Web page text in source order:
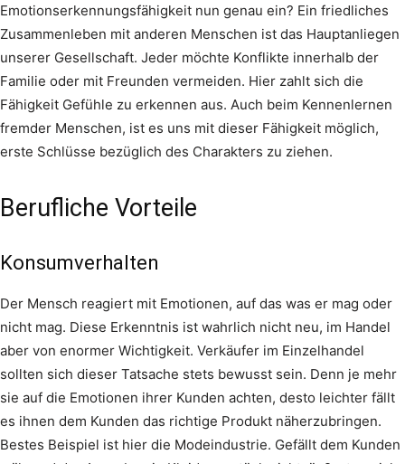
Emotionserkennungsfähigkeit nun genau ein? Ein friedliches
Zusammenleben mit anderen Menschen ist das Hauptanliegen
unserer Gesellschaft. Jeder möchte Konflikte innerhalb der
Familie oder mit Freunden vermeiden. Hier zahlt sich die
Fähigkeit Gefühle zu erkennen aus. Auch beim Kennenlernen
fremder Menschen, ist es uns mit dieser Fähigkeit möglich,
erste Schlüsse bezüglich des Charakters zu ziehen.
Berufliche Vorteile
Konsumverhalten
Der Mensch reagiert mit Emotionen, auf das was er mag oder
nicht mag. Diese Erkenntnis ist wahrlich nicht neu, im Handel
aber von enormer Wichtigkeit. Verkäufer im Einzelhandel
sollten sich dieser Tatsache stets bewusst sein. Denn je mehr
sie auf die Emotionen ihrer Kunden achten, desto leichter fällt
es ihnen dem Kunden das richtige Produkt näherzubringen.
Bestes Beispiel ist hier die Modeindustrie. Gefällt dem Kunden